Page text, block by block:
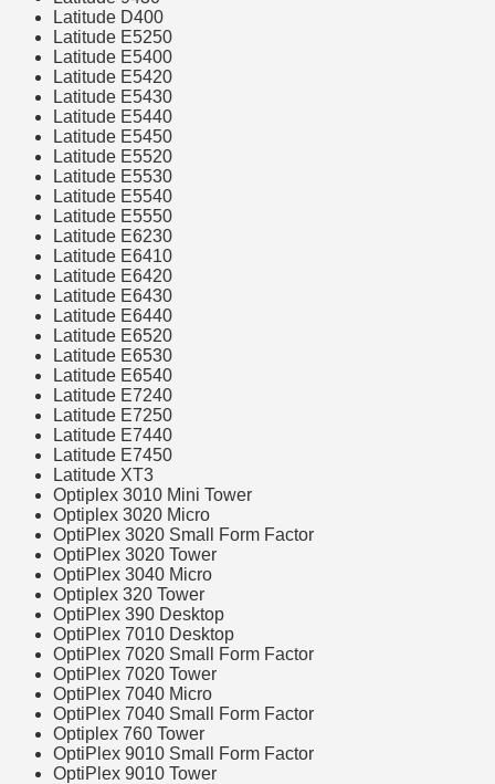
Latitude D400
Latitude E5250
Latitude E5400
Latitude E5420
Latitude E5430
Latitude E5440
Latitude E5450
Latitude E5520
Latitude E5530
Latitude E5540
Latitude E5550
Latitude E6230
Latitude E6410
Latitude E6420
Latitude E6430
Latitude E6440
Latitude E6520
Latitude E6530
Latitude E6540
Latitude E7240
Latitude E7250
Latitude E7440
Latitude E7450
Latitude XT3
Optiplex 3010 Mini Tower
Optiplex 3020 Micro
OptiPlex 3020 Small Form Factor
OptiPlex 3020 Tower
OptiPlex 3040 Micro
Optiplex 320 Tower
OptiPlex 390 Desktop
OptiPlex 7010 Desktop
OptiPlex 7020 Small Form Factor
OptiPlex 7020 Tower
OptiPlex 7040 Micro
OptiPlex 7040 Small Form Factor
Optiplex 760 Tower
OptiPlex 9010 Small Form Factor
OptiPlex 9010 Tower